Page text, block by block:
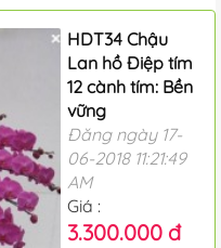
HDT34 Chậu
Lan hồ Điệp tím
12 cành tím: Bền
vững
Đăng ngày 17-
06-2018 11:21:49
AM
Giá :
3.300.000 đ